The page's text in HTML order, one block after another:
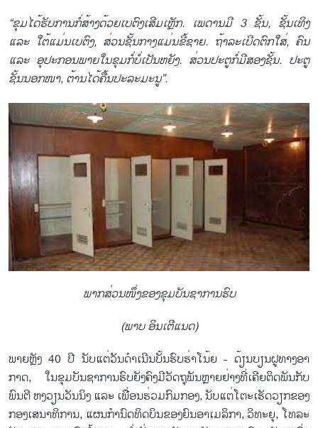
“ຂຸມ​ໄດ້​ຮັບ​ການ​ກໍ່​ສ້າງ​ດ້ວຍ​ເບ​ຕົງເສີມ​ເຫຼັກ. ເພ​ດານ​ມີ 3 ຊັ້ນ, ຊັ້ນ​ເທິງ
ແລະ ໃຕ້ແມ່ນ​ເບ​ຕົງ, ສ່ວນ​ຊັ້ນກາງ​ແມ່ນຂີ້​ຊາຍ. ຖ້າ​ລະ​ເບີດ​ຕົກ​ໃສ່, ຄົນ
ແລະ ອຸ​ປະ​ກອນ​ພາຍ​ໃນ​ຂຸມ​ກໍ່​ບໍ່​ເປັນ​ຫ​ຍັງ. ສ່ວນ​ປະ​ຕູ​ກໍ່​ມີ​ສອງ​ຊັ້ນ. ປະ​ຕູ​
ຊັ້ນ​ນອກ​ໜາ, ຕ້ານ​ໄດ້​ຄື້ນປະ​ລະ​ມະ​ນູ”.
ພາກສ່ວນໜຶ່ງຂອງຂຸມບັນຊາການຮົບ
(ພາບ ອິນເຕີແນດ)
ພາຍຫຼັງ 40 ປີ ນັບ​ແຕ່​ວັນ​ດຳ​ເນີນ​ບັ້ນ​ຮົບ​ຮ່າ​ໂນ້ຍ - ດ້ຽນ​ບຽນ​ຝູ​ທາງ​ອາ​
ກາດ, ໃນ​ຂຸມ​ບັນ​ຊາ​ການ​ຮົບ​ຍັງ​ຄົງ​ມີ​ວັດ​ຖຸ​ພັນຫຼາຍ​ຢ່າງ​ທີ່​ເຄີຍ​ຕິດ​ພັນ​ກັບ​
ພົນ​ຕີ ຫງວຽນ​ວັນ​ນິງ ແລະ ເພື​່ອນ​ຮ່ວມ​ກົມ​ກອງ, ນັບ​ແຕ່​ໂຕະ​ເຮັດ​ວຽກ​ຂອງ
ກອງ​ເສ​ນາ​ທິ​ການ, ແຜນ​ກຳ​ນົດ​ທິດ​​ບິນຂອງ​ຍົນ​ອາ​ເມ​ລິ​ກາ, ວິ​ທະ​ຍຸ, ໂທ​ລະ​